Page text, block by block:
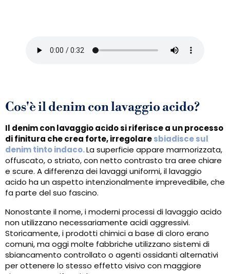
Cos'è il denim con lavaggio acido?
Il denim con lavaggio acido si riferisce a un processo
di finitura che crea forte, irregolaresbiadisce sul
denim tinto indaco.La superficie appare marmorizzata,
offuscato, o striato, con netto contrasto tra aree chiare
e scure. A differenza dei lavaggi uniformi, il lavaggio
acido ha un aspetto intenzionalmente imprevedibile, che
fa parte del suo fascino.
Nonostante il nome, i moderni processi di lavaggio acido
non utilizzano necessariamente acidi aggressivi.
Storicamente, i prodotti chimici a base di cloro erano
comuni, ma oggi molte fabbriche utilizzano sistemi di
sbiancamento controllato o agenti ossidanti alternativi
per ottenere lo stesso effetto visivo con maggiore